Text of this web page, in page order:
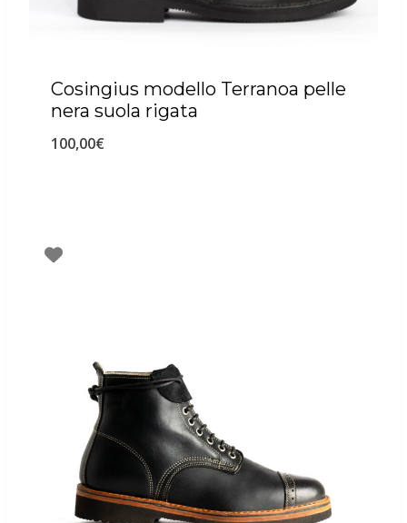
Cosingius modello Terranoa pelle
nera suola rigata
100,00€